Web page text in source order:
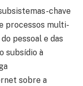
chave
processos multi-
pessoal e das
subsídio à
sobre a